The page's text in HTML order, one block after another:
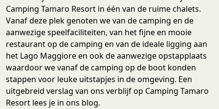
Camping Tamaro Resort in één van de ruime chalets.
Vanaf deze plek genoten we van de camping en de
aanwezige speelfaciliteiten, van het fijne en mooie
restaurant op de camping en van de ideale ligging aan
het Lago Maggiore en ook de aanwezige opstapplaats
waardoor we vanaf de camping op de boot konden
stappen voor leuke uitstapjes in de omgeving. Een
uitgebreid verslag van ons verblijf op Camping Tamaro
Resort lees je in ons blog.